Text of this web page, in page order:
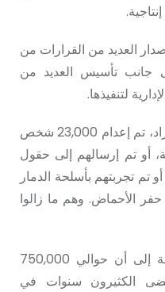
العديد من القرارات من
جانب تأسيس العديد من
لتنفيذها.
“في عمليات الإبادة الجماعية للأكراد، تم إعدام 23,000 شخص
بين 18 و 28 سنة، أو تم إرسالهم إلى حقول
تم تجربتهم بأسلحة الدمار
الأحماض. وهم ما زالوا
تشير الوثائق والإحصائيات المتاحة إلى أن حوالي 750,000
الكثيرون سنوات في